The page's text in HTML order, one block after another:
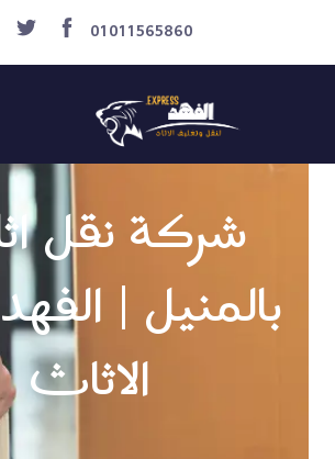
01011565860
شركة نقل
بالمنيل |
الاثاث